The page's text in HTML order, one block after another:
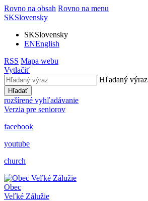
Rovno na obsah Rovno na menu
SKSlovensky
SKSlovensky
ENEnglish
RSS Mapa webu
Vytlačiť
Hľadaný výraz
Hľadať
rozšírené vyhľadávanie
Verzia pre seniorov
facebook
youtube
church
Obec
Veľké Zálužie